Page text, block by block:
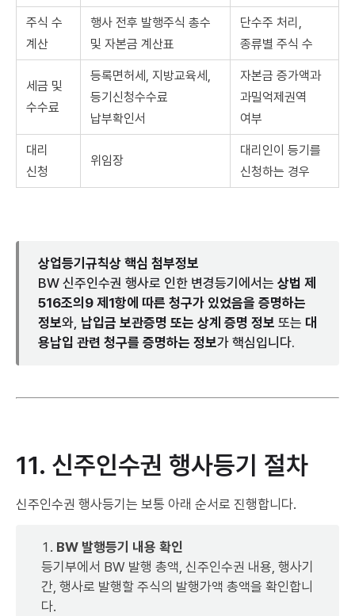
주식 수
계산
행사 전후 발행주식 총수
및 자본금 계산표
단수주 처리,
종류별 주식 수
세금 및
수수료
등록면허세, 지방교육세,
등기신청수수료
납부확인서
자본금 증가액과
과밀억제권역
여부
대리
신청
위임장
대리인이 등기를
신청하는 경우
상업등기규칙상 핵심 첨부정보
BW 신주인수권 행사로 인한 변경등기에서는 상법 제
516조의9 제1항에 따른 청구가 있었음을 증명하는
정보와, 납입금 보관증명 또는 상계 증명 정보 또는 대
용납입 관련 청구를 증명하는 정보가 핵심입니다.
11. 신주인수권 행사등기 절차
신주인수권 행사등기는 보통 아래 순서로 진행합니다.
BW 발행등기 내용 확인
등기부에서 BW 발행 총액, 신주인수권 내용, 행사기
간, 행사로 발행할 주식의 발행가액 총액을 확인합니
다.